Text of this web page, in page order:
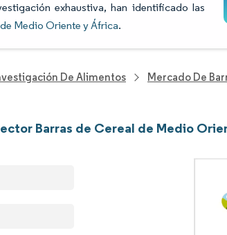
exhaustiva, han identificado las
Medio Oriente y África.
De Alimentos Mercado De
Barras de Cereal de Medio